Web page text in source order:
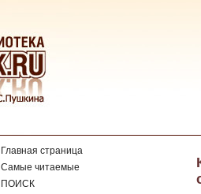
Главная страница
Самые читаемые
ПОИСК